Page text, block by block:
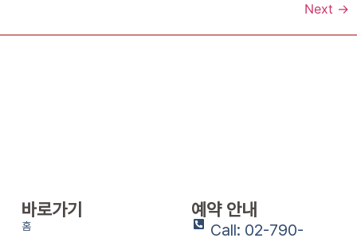
Next →
바로가기
홈
예약 안내
Call: 02-790-